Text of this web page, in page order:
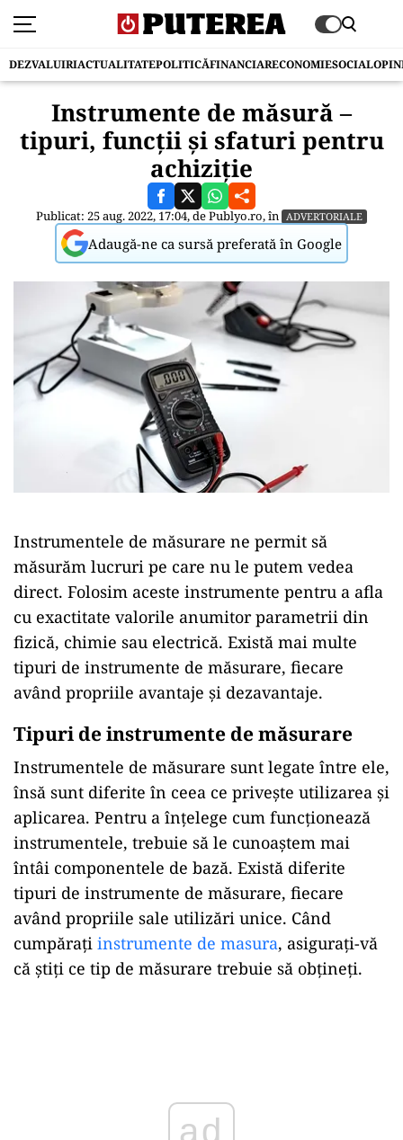
DEZVALUIRIACTUALITATEPOLITICĂFINANCIARECONOMIESOCIAL
Instrumente de măsură –
tipuri, funcții și sfaturi pentru
achiziție
Publicat: 25 aug. 2022, 17:04, dePublyo.ro, în ADVERTORIALE
Adaugă-ne ca sursă preferată în Google
Instrumentele de măsurare ne permit să
măsurăm lucruri pe care nu le putem vedea
direct. Folosim aceste instrumente pentru a afla
cu exactitate valorile anumitor parametrii din
fizică, chimie sau electrică. Există mai multe
tipuri de instrumente de măsurare, fiecare
având propriile avantaje și dezavantaje.
Tipuri de instrumente de măsurare
Instrumentele de măsurare sunt legate între ele,
însă sunt diferite în ceea ce privește utilizarea și
aplicarea. Pentru a înțelege cum funcționează
instrumentele, trebuie să le cunoaștem mai
întâi componentele de bază. Există diferite
tipuri de instrumente de măsurare, fiecare
având propriile sale utilizări unice. Când
cumpărați instrumente de masura, asigurați-vă
că știți ce tip de măsurare trebuie să obțineți.
ad